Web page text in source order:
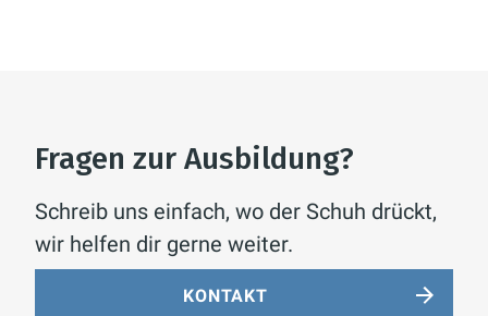
Fragen zur Ausbildung?
Schreib uns einfach, wo der Schuh drückt,
wir helfen dir gerne weiter.
KONTAKT